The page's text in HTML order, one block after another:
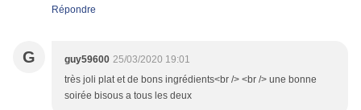
Répondre
G guy59600 25/03/2020 19:01
très joli plat et de bons ingrédients<br /> <br /> une bonne
soirée bisous a tous les deux